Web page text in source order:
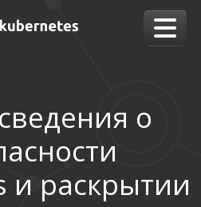
о
и раскрытии